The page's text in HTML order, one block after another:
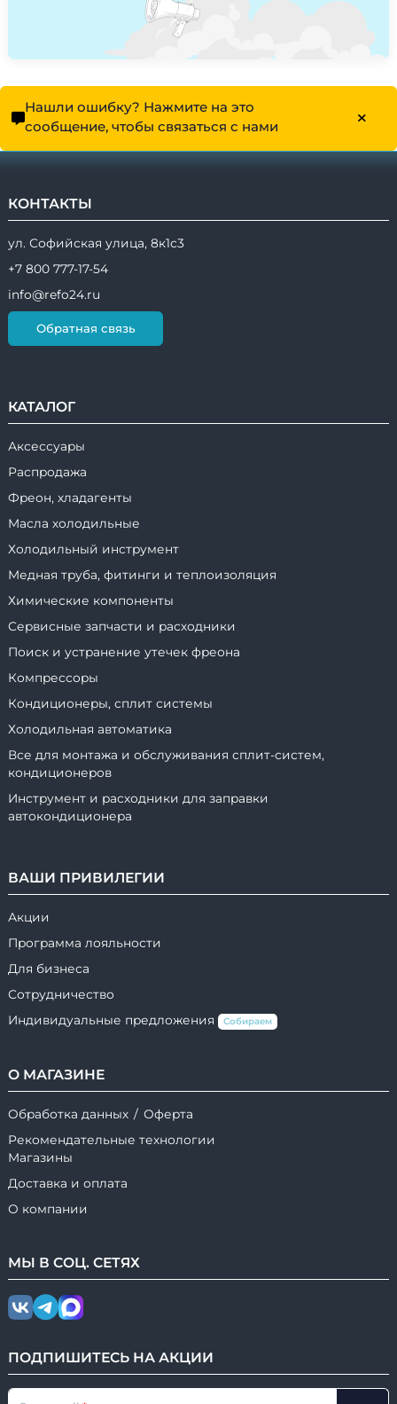
Нашли ошибку? Нажмите на это
сообщение, чтобы связаться с нами
КОНТАКТЫ
ул. Софийская улица, 8к1с3
+7 800 777-17-54
info@refo24.ru
Обратная связь
КАТАЛОГ
Аксессуары
Распродажа
Фреон, хладагенты
Масла холодильные
Холодильный инструмент
Медная труба, фитинги и теплоизоляция
Химические компоненты
Сервисные запчасти и расходники
Поиск и устранение утечек фреона
Компрессоры
Кондиционеры, сплит системы
Холодильная автоматика
Все для монтажа и обслуживания сплит-систем,
кондиционеров
Инструмент и расходники для заправки
автокондиционера
ВАШИ ПРИВИЛЕГИИ
Акции
Программа лояльности
Для бизнеса
Сотрудничество
Индивидуальные предложения
Собираем
О МАГАЗИНЕ
Обработка данных / Оферта
Рекомендательные технологии
Магазины
Доставка и оплата
О компании
МЫ В СОЦ. СЕТЯХ
ПОДПИШИТЕСЬ НА АКЦИИ